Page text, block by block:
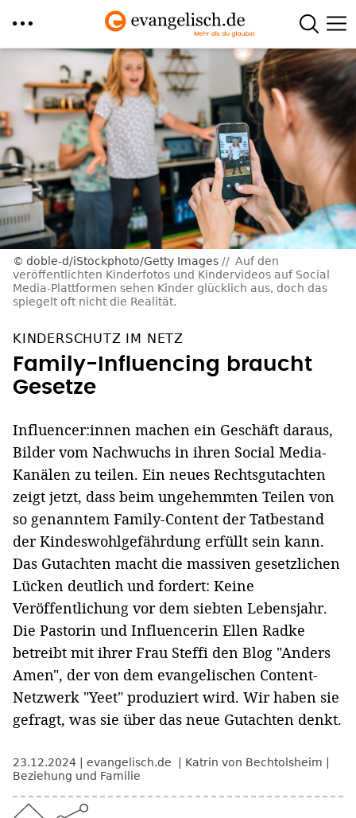
zum
Inhalt
doble-d/iStockphoto/Getty Images
Auf den
veröffentlichten Kinderfotos und Kindervideos auf Social
Media-Plattformen sehen Kinder glücklich aus, doch das
spiegelt oft nicht die Realität.
KINDERSCHUTZ IM NETZ
Family-Influencing braucht
Gesetze
Influencer:innen machen ein Geschäft daraus,
Bilder vom Nachwuchs in ihren Social Media-
Kanälen zu teilen. Ein neues Rechtsgutachten
zeigt jetzt, dass beim ungehemmten Teilen von
so genanntem Family-Content der Tatbestand
der Kindeswohlgefährdung erfüllt sein kann.
Das Gutachten macht die massiven gesetzlichen
Lücken deutlich und fordert: Keine
Veröffentlichung vor dem siebten Lebensjahr.
Die Pastorin und Influencerin Ellen Radke
betreibt mit ihrer Frau Steffi den Blog "Anders
Amen", der von dem evangelischen Content-
Netzwerk "Yeet" produziert wird. Wir haben sie
gefragt, was sie über das neue Gutachten denkt.
23.12.2024 evangelisch.de
Katrin von Bechtolsheim
Beziehung und Familie